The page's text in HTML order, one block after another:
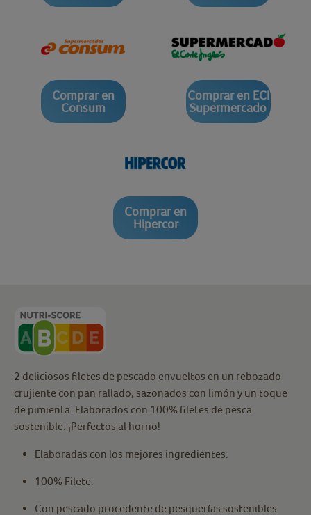
Comprar en
Consum
Comprar en ECI
Supermercado
Comprar en
Hipercor
2 deliciosos filetes de pescado envueltos en un rebozado
crujiente con pan rallado, sazonados con limón y un toque
de pimienta. Elaborados con 100% filetes de pesca
sostenible. ¡Perfectos al horno!
Elaboradas con los mejores ingredientes.
100% Filete.
Con pescado procedente de pesquerías sostenibles